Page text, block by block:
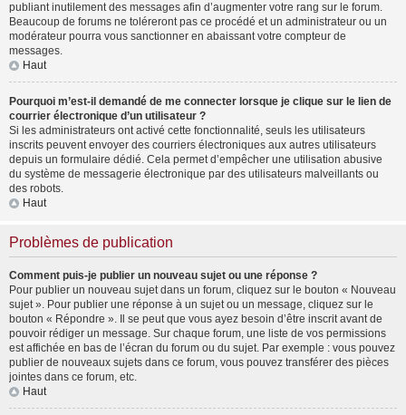
publiant inutilement des messages afin d’augmenter votre rang sur le forum.
Beaucoup de forums ne toléreront pas ce procédé et un administrateur ou un
modérateur pourra vous sanctionner en abaissant votre compteur de
messages.
Haut
Pourquoi m’est-il demandé de me connecter lorsque je clique sur le lien de
courrier électronique d’un utilisateur ?
Si les administrateurs ont activé cette fonctionnalité, seuls les utilisateurs
inscrits peuvent envoyer des courriers électroniques aux autres utilisateurs
depuis un formulaire dédié. Cela permet d’empêcher une utilisation abusive
du système de messagerie électronique par des utilisateurs malveillants ou
des robots.
Haut
Problèmes de publication
Comment puis-je publier un nouveau sujet ou une réponse ?
Pour publier un nouveau sujet dans un forum, cliquez sur le bouton « Nouveau
sujet ». Pour publier une réponse à un sujet ou un message, cliquez sur le
bouton « Répondre ». Il se peut que vous ayez besoin d’être inscrit avant de
pouvoir rédiger un message. Sur chaque forum, une liste de vos permissions
est affichée en bas de l’écran du forum ou du sujet. Par exemple : vous pouvez
publier de nouveaux sujets dans ce forum, vous pouvez transférer des pièces
jointes dans ce forum, etc.
Haut